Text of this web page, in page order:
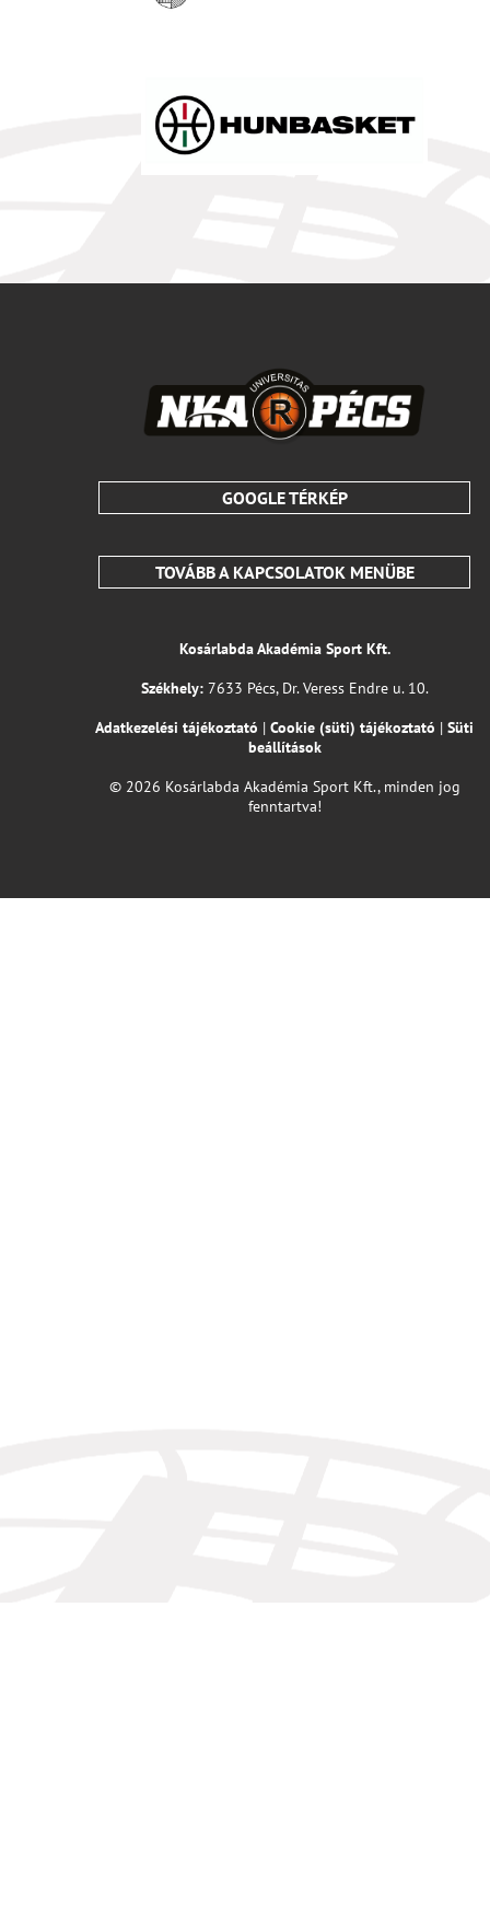
GOOGLE TÉRKÉP
TOVÁBB A KAPCSOLATOK MENÜBE
Kosárlabda Akadémia Sport Kft.
Székhely:7633 Pécs, Dr. Veress Endre u. 10.
Adatkezelési tájékoztató | Cookie (süti) tájékoztató | Süti
beállítások
© 2026 Kosárlabda Akadémia Sport Kft., minden jog
fenntartva!